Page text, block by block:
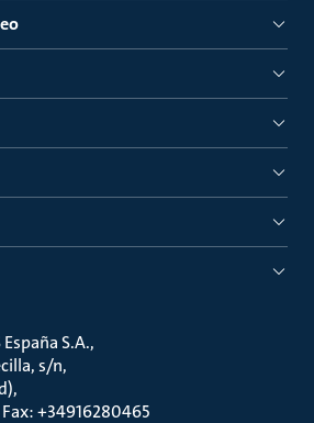
S.A.
s/n
+34916280465